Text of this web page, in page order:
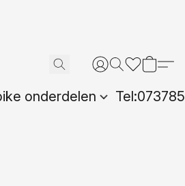
onderdelen